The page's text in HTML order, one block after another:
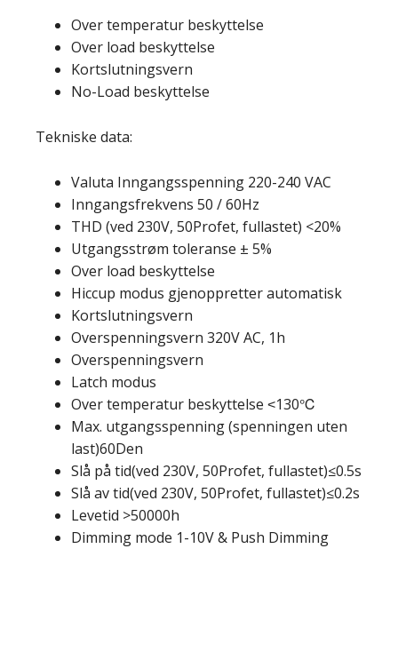
Over temperatur beskyttelse
Over load beskyttelse
Kortslutningsvern
No-Load beskyttelse
Tekniske data:
Valuta Inngangsspenning 220-240 VAC
Inngangsfrekvens 50 / 60Hz
THD (ved 230V, 50Profet, fullastet) <20%
Utgangsstrøm toleranse ± 5%
Over load beskyttelse
Hiccup modus gjenoppretter automatisk
Kortslutningsvern
Overspenningsvern 320V AC, 1h
Overspenningsvern
Latch modus
Over temperatur beskyttelse <130℃
Max. utgangsspenning (spenningen uten
last)60Den
Slå på tid(ved 230V, 50Profet, fullastet)≤0.5s
Slå av tid(ved 230V, 50Profet, fullastet)≤0.2s
Levetid >50000h
Dimming mode 1-10V & Push Dimming